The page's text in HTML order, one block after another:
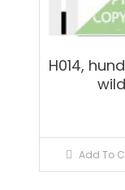
H014,
Add To